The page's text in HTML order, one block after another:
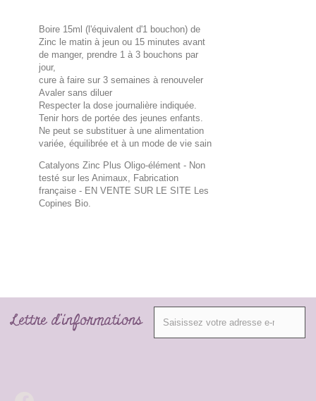
Boire 15ml (l'équivalent d'1 bouchon) de
Zinc le matin à jeun ou 15 minutes avant
de manger, prendre 1 à 3 bouchons par
jour,
cure à faire sur 3 semaines à renouveler
Avaler sans diluer
Respecter la dose journalière indiquée.
Tenir hors de portée des jeunes enfants.
Ne peut se substituer à une alimentation
variée, équilibrée et à un mode de vie sain
Catalyons Zinc Plus Oligo-élément - Non
testé sur les Animaux, Fabrication
française - EN VENTE SUR LE SITE Les
Copines Bio.
Lettre d'informations